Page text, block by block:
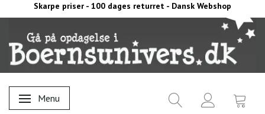
Skarpe priser - 100 dages returret - Dansk Webshop
Skifte navigation
Menu